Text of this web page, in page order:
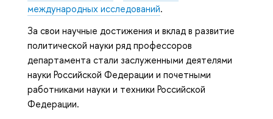
международных исследований.
За свои научные достижения и вклад в развитие
политической науки ряд профессоров
департамента стали заслуженными деятелями
науки Российской Федерации и почетными
работниками науки и техники Российской
Федерации.